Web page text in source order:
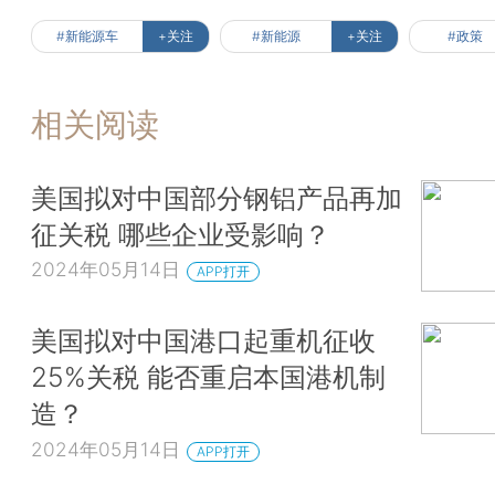
#新能源车 +关注 #新能源 +关注 #政策
相关阅读
美国拟对中国部分钢铝产品再加
征关税 哪些企业受影响？
2024年05月14日 APP打开
美国拟对中国港口起重机征收
25%关税 能否重启本国港机制
造？
2024年05月14日 APP打开